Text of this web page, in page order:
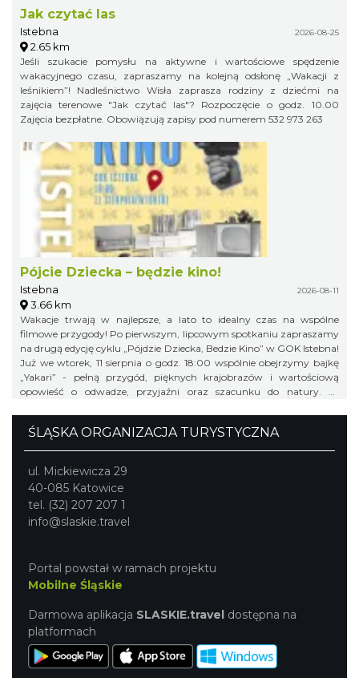
Jak czytać las
Istebna 2026-08-25
2.65 km
Jeśli szukacie pomysłu na aktywne i wartościowe spędzenie
wakacyjnego czasu, zapraszamy na kolejną odsłonę „Wakacji z
leśnikiem”! Nadleśnictwo Wisła zaprasza rodziny z dziećmi na
zajęcia terenowe "Jak czytać las"? Rozpoczęcie o godz. 10.00
Zajęcia bezpłatne. Obowiązują zapisy pod numerem 532 973 263
Pójcie Dziecka – będzie kino!
Istebna 2026-08-11
3.66 km
Wakacje trwają w najlepsze, a lato to idealny czas na wspólne
filmowe przygody! Po pierwszym, lipcowym spotkaniu zapraszamy
na drugą edycję cyklu „Pójdzie Dziecka, Bedzie Kino” w GOK Istebna!
Już we wtorek, 11 sierpnia o godz. 18:00 wspólnie obejrzymy bajkę
„Yakari” - pełną przygód, pięknych krajobrazów i wartościową
opowieść o odwadze, przyjaźni oraz szacunku do natury. To
Zapraszamy na bajkę i... popcorn! Na wszystkich uczestników
będzie czekał kinowy poczęstunek. Gminny Ośrodek Kultury w
zapisy pod numerem telefonu: 791 452 222. Liczba miejsc jest
ograniczona, dlatego zachęcamy do wcześniejszych zapisów.
ŚLĄSKA ORGANIZACJA TURYSTYCZNA
ul. Mickiewicza 29
40-085 Katowice
tel. (32) 207 207 1
info@slaskie.travel
Portal powstał w ramach projektu
Mobilne Śląskie
Darmowa aplikacja SLASKIE.travel dostępna na
platformach